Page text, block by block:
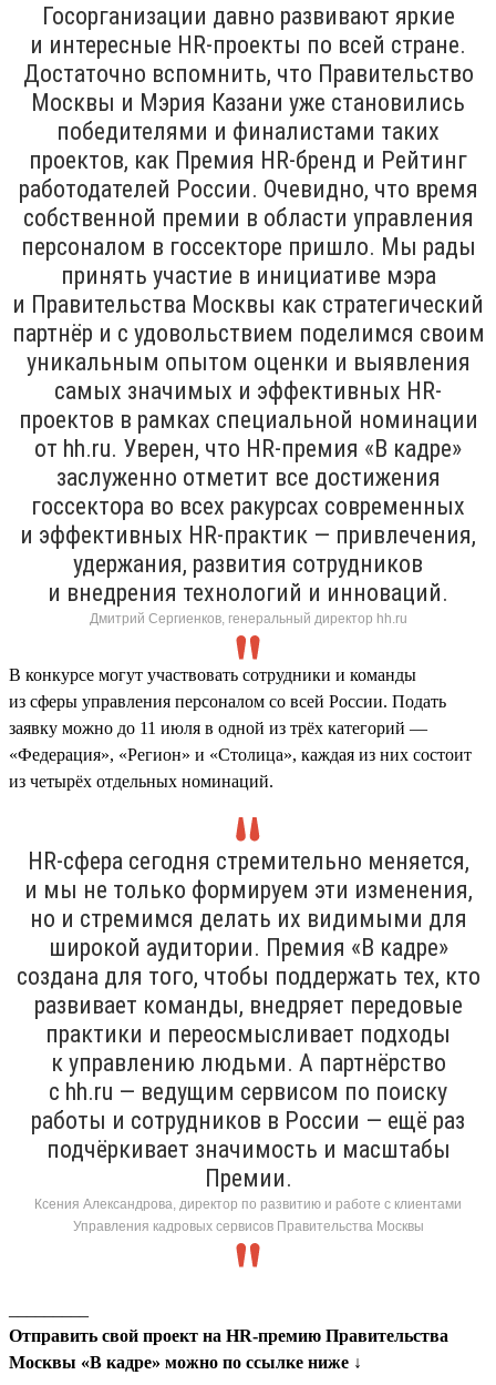
Госорганизации давно развивают яркие
и интересные HR-проекты по всей стране.
Достаточно вспомнить, что Правительство
Москвы и Мэрия Казани уже становились
победителями и финалистами таких
проектов, как Премия HR-бренд и Рейтинг
работодателей России. Очевидно, что время
собственной премии в области управления
персоналом в госсекторе пришло. Мы рады
принять участие в инициативе мэра
и Правительства Москвы как стратегический
партнёр и с удовольствием поделимся своим
уникальным опытом оценки и выявления
самых значимых и эффективных HR-
проектов в рамках специальной номинации
от hh.ru. Уверен, что HR-премия «В кадре»
заслуженно отметит все достижения
госсектора во всех ракурсах современных
и эффективных HR-практик — привлечения,
удержания, развития сотрудников
и внедрения технологий и инноваций.
Дмитрий Сергиенков, генеральный директор hh.ru
В конкурсе могут участвовать сотрудники и команды
из сферы управления персоналом со всей России. Подать
заявку можно до 11 июля в одной из трёх категорий —
«Федерация», «Регион» и «Столица», каждая из них состоит
из четырёх отдельных номинаций.
HR-сфера сегодня стремительно меняется,
и мы не только формируем эти изменения,
но и стремимся делать их видимыми для
широкой аудитории. Премия «В кадре»
создана для того, чтобы поддержать тех, кто
развивает команды, внедряет передовые
практики и переосмысливает подходы
к управлению людьми. А партнёрство
с hh.ru — ведущим сервисом по поиску
работы и сотрудников в России — ещё раз
подчёркивает значимость и масштабы
Премии.
Ксения Александрова, директор по развитию и работе с клиентами
Управления кадровых сервисов Правительства Москвы
Отправить свой проект на HR-премию Правительства
Москвы «В кадре» можно по ссылке ниже ↓